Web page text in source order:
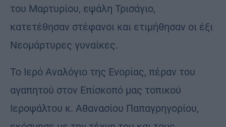
του Μαρτυρίου, εψάλη Τρισάγιο,
κατετέθησαν στέφανοι και ετιμήθησαν οι έξι
Νεομάρτυρες γυναίκες.
Το Ιερό Αναλόγιο της Ενορίας, πέραν του
αγαπητού στον Επίσκοπό μας τοπικού
Ιεροψάλτου κ. Αθανασίου Παπαγρηγορίου,